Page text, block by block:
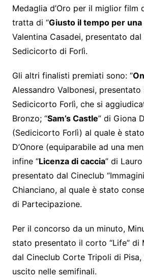
Medaglia d’Oro per il miglior film
tratta di “Giusto il tempo per
Valentina Casadei, presentato dal
Sedicicorto di Forlì.
Gli altri finalisti premiati sono: “
Alessandro Valbonesi, presentato
Sedicicorto Forlì, che si
Bronzo; “Sam’s Castle” di Giona
(Sedicicorto Forlì) al quale è
D’Onore (equiparabile ad una
infine “Licenza di caccia” di
presentato dal Cineclub
Chianciano, al quale è stato
di Partecipazione.
Per il concorso da un minuto,
stato presentato il corto “Life” di
dal Cineclub Corte Tripoli di
uscito nelle semifinali.